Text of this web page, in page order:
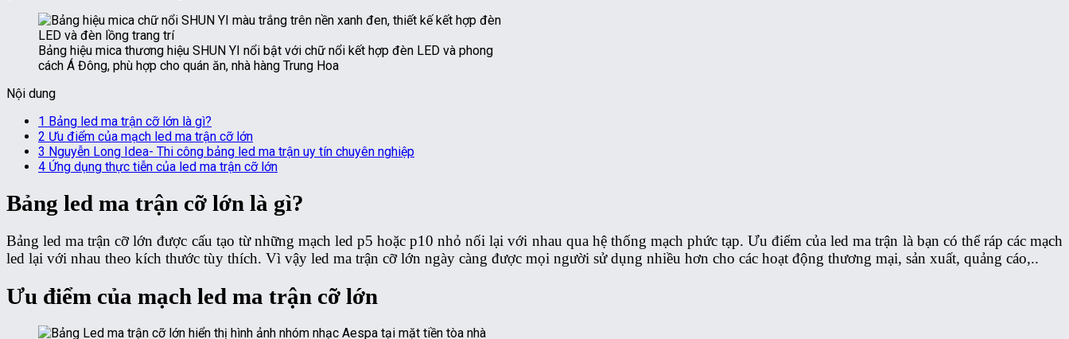
Bảng hiệu mica thương hiệu SHUN YI nổi bật với chữ nổi kết hợp đèn LED và phong
cách Á Đông, phù hợp cho quán ăn, nhà hàng Trung Hoa
Nội dung
1 Bảng led ma trận cỡ lớn là gì?
2 Ưu điểm của mạch led ma trận cỡ lớn
3 Nguyễn Long Idea- Thi công bảng led ma trận uy tín chuyên nghiệp
4 Ứng dụng thực tiễn của led ma trận cỡ lớn
Bảng led ma trận cỡ lớn là gì?
Bảng led ma trận cỡ lớn được cấu tạo từ những mạch led p5 hoặc p10 nhỏ nối lại với nhau qua hệ thống mạch phức tạp. Ưu điểm của led ma trận là bạn có thể ráp các mạch
led lại với nhau theo kích thước tùy thích. Vì vậy led ma trận cỡ lớn ngày càng được mọi người sử dụng nhiều hơn cho các hoạt động thương mại, sản xuất, quảng cáo,..
Ưu điểm của mạch led ma trận cỡ lớn